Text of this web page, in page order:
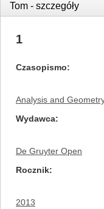
Tom - szczegóły
1
Czasopismo
Analysis and
Wydawca
De Gruyter Open
Rocznik
2013